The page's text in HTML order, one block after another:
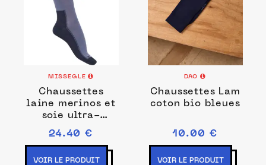
MISSEGLE
Chaussettes
laine merinos et
soie ultra-
solides
24.40 €
VOIR LE PRODUIT
DAO
Chaussettes Lam
coton bio bleues
10.00 €
VOIR LE PRODUIT